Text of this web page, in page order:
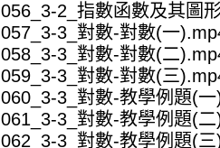
056_3-2_指數函數及其圖
057_3-3_對數-對數(一
058_3-3_對數-對數(二
059_3-3_對數-對數(三
060_3-3_對數-教學例題(
061_3-3_對數-教學例題(
062_3-3_對數-教學例題(